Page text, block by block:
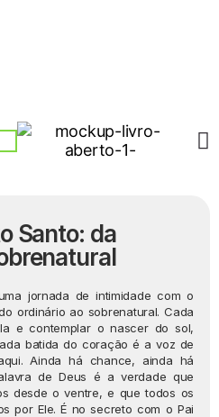
Santo: da
jornada de intimidade com o
ordinário ao sobrenatural. Cada
e contemplar o nascer do sol,
batida do coração é a voz de
Ainda há chance, ainda há
de Deus é a verdade que
desde o ventre, e que todos os
por Ele. É no secreto com o Pai